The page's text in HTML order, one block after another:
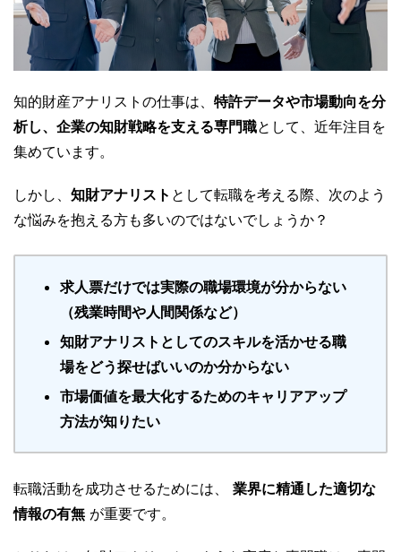
知的財産アナリストの仕事は、 特許データや市場動向を分
析し、企業の知財戦略を支える専門職として、近年注目を
集めています。
しかし、 知財アナリスト として転職を考える際、次のよう
な悩みを抱える方も多いのではないでしょうか？
求人票だけでは実際の職場環境が分からない
（残業時間や人間関係など）
知財アナリストとしてのスキルを活かせる職
場をどう探せばいいのか分からない
市場価値を最大化するためのキャリアアップ
方法が知りたい
転職活動を成功させるためには、 業界に精通した適切な
情報の有無 が重要です。